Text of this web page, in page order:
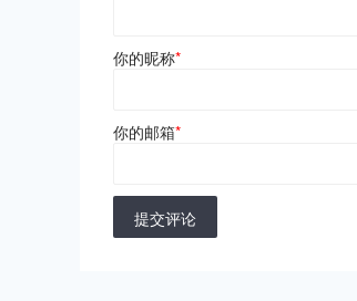
你的昵称*
你的邮箱*
提交评论